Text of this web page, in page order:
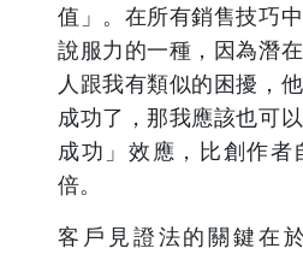
值」。在所有銷售技巧
說服力的一種，因為潛
人跟我有類似的困擾，
成功了，那我應該也可
成功」效應，比創作者
倍。
客戶見證法的關鍵在